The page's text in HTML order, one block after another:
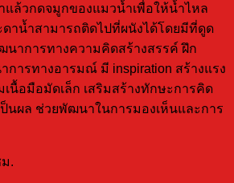
แล้วกดจมูกของแมวน้ำเพื่อให้น้ำไหล
าน้ำสามารถติดไปที่ผนังได้โดยมีที่ดูด
นาการทางความคิดสร้างสรรค์ ฝึก
การทางอารมณ์ มี inspiration สร้างแรง
นื้อมือมัดเล็ก เสริมสร้างทักษะการคิด
ป็นผล ช่วยพัฒนาในการมองเห็นและการ
.